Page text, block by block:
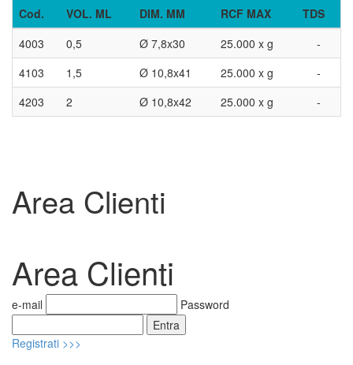
Cod.
VOL. ML DIM. MM RCF MAX
TDS
4003
0,5 Ø 7,8x30 25.000 x g
-
4103
1,5 Ø 10,8x41 25.000 x g
-
4203
2 Ø 10,8x42 25.000 x g -
Area Clienti
Area Clienti
e-mail Password
Registrati >>>